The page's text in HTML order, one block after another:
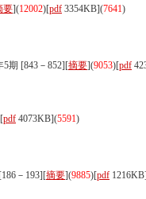
要](12002)[pdf 3354KB](7641)
5期 [843－852][摘要](9053)[pdf
[pdf 4073KB](5591)
－193][摘要](9885)[pdf